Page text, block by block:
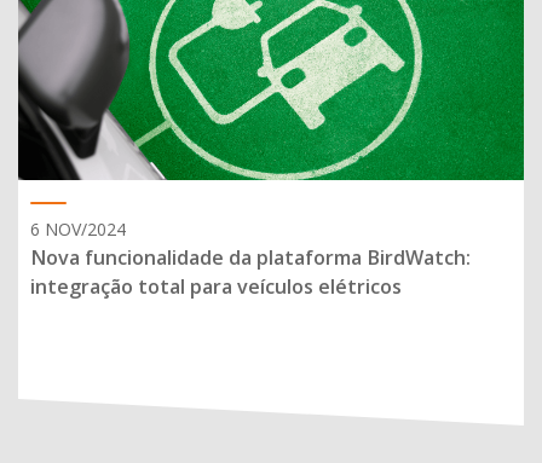
6 NOV/2024
Nova funcionalidade da plataforma BirdWatch:
integração total para veículos elétricos